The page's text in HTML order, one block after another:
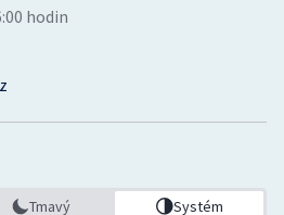
hodin
Tmavý Systém